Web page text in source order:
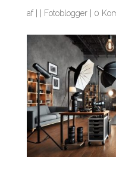
af Fotoblogger| 0